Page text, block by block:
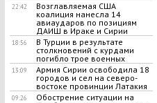
22:42
​Возглавляемая США
коалиция нанесла 14
авиаударов по позициям
ДАИШ в Ираке и Сирии
18:56
В Турции в результате
столкновений с курдами
погибло трое военных
13:09
Армия Сирии освободила 18
городов и сел на северо-
востоке провинции Латакия
09:26
Обострение ситуации на